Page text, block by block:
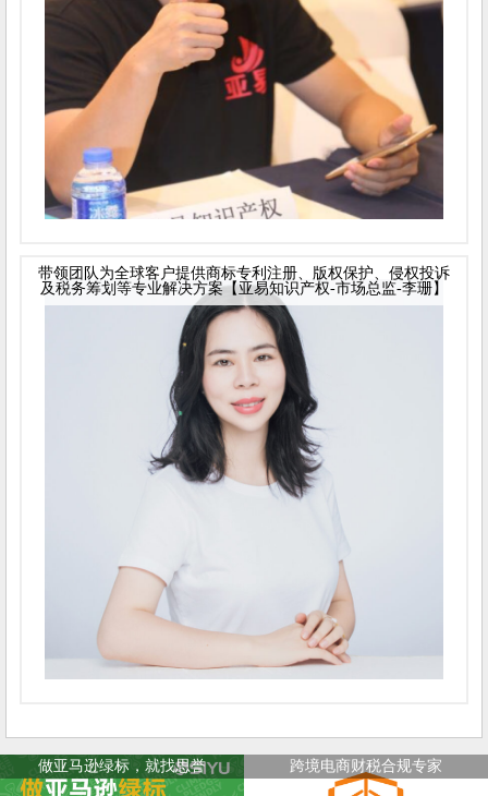
带领团队为全球客户提供商标专利注册、版权保护、侵权投诉
及税务筹划等专业解决方案【亚易知识产权-市场总监-李珊】
做亚马逊绿标，就找思誉 跨境电商财税合规专家